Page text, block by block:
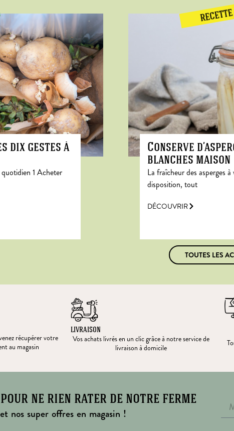
dix gestes à
1 Acheter
RECETTE
Conserve
blanches maison
La fraîcheur des asperges
disposition, tout
DÉCOUVRIR
TOUTES LES
récupérer votre
au magasin
LIVRAISON
Vos achats livrés en un clic grâce à notre service de
livraison à domicile
ne rien rater de notre ferme
nos super offres en magasin !